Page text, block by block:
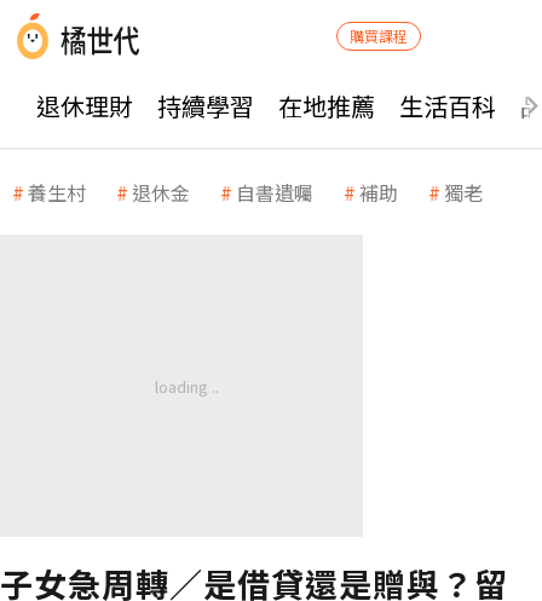
購買課程
退休理財 持續學習 在地推薦 生活百科
養生村 退休金 自書遺囑 補助 獨老
子女急周轉／是借貸還是贈與？留